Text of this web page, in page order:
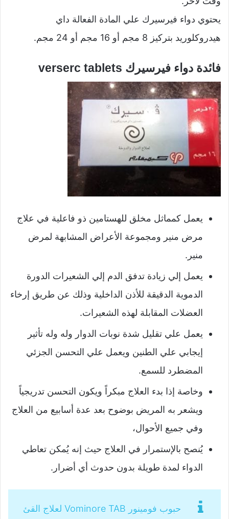
يحتوي دواء فيرسيرك علي المادة الفعالة داي
هيدروكلوريد بتركيز 8 مجم أو 16 مجم أو 24 مجم.
فائدة دواء فيرسيرك verserc tablets
يعمل كمماثل مخلق للهستامين ذو فاعلية في علاج
مرض منير ومجموعة الأعراض المشابهة لمرض
منير.
يعمل إلي زيادة تدفق الدم إلي الشعيرات الدورة
الدموية الدقيقة للأذن الداخلية وذلك عن طريق إرخاء
العضلات المقابلة لهذه الشعيرات.
يعمل علي تقليل شدة نوبات الدوار وله وله تأثير
إيجابي علي الطنين ويعمل علي التحسن الجزئي
المضطرد للسمع.
وخاصة إذا بدء العلاج مبكراً ويكون التحسن تدريجياً
ويشعر به المريض بوضوح بعد عدة أسابيع من العلاج
وفي جميع الأحوال،
يُنصح بالإستمرار في العلاج حيث إنه يُمكن تعاطي
الدواء لمدة طويلة بدون حدوث أي أضرار.
حبوب فومينور Vominore TAB لعلاج القئ